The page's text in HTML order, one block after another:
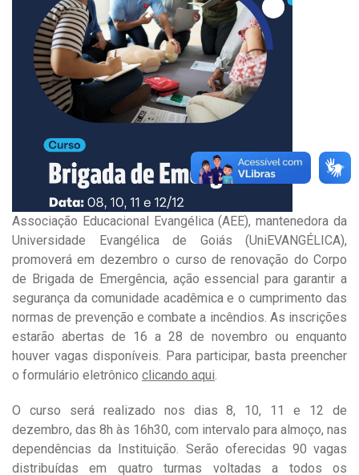
Associação Educacional Evangélica (AEE), mantenedora da
Universidade Evangélica de Goiás (UniEVANGÉLICA),
promoverá em dezembro o curso de renovação do Corpo
de Brigada de Emergência, ação essencial para garantir a
segurança da comunidade acadêmica e o cumprimento das
normas de prevenção e combate a incêndios. As inscrições
estarão abertas de 16 a 28 de novembro ou enquanto
houver vagas disponíveis. Para participar, basta preencher
o formulário eletrônico clicando aqui.
O curso será realizado nos dias 8, 10, 11 e 12 de
dezembro, das 8h às 16h30, com intervalo para almoço, nas
dependências da Instituição. Serão oferecidas 90 vagas
distribuídas em quatro turmas voltadas a todos os